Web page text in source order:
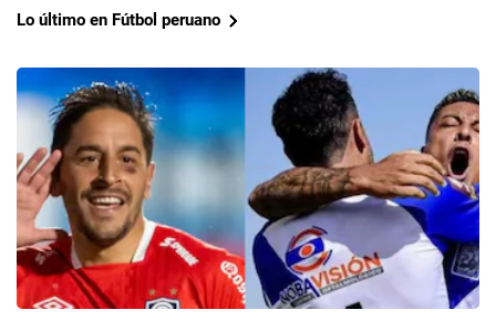
Lo último en Fútbol peruano